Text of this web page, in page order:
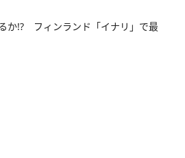
か!? フィンランド「イナリ」で最